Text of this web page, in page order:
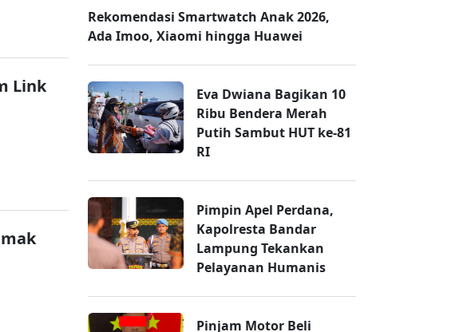
Link
Rekomendasi Smartwatch Anak 2026,
Ada Imoo, Xiaomi hingga Huawei
Eva Dwiana Bagikan 10
Ribu Bendera Merah
Putih Sambut HUT ke-81
RI
Pimpin Apel Perdana,
Kapolresta Bandar
Lampung Tekankan
Pelayanan Humanis
Pinjam Motor Beli